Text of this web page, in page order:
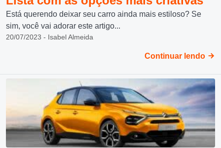
Está querendo deixar seu carro ainda mais estiloso? Se
sim, você vai adorar este artigo...
20/07/2023 - Isabel Almeida
Continuar lendo